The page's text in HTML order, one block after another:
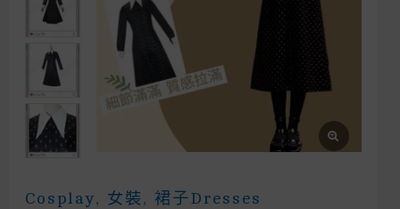
Cosplay, 女裝 , 裙子Dresses